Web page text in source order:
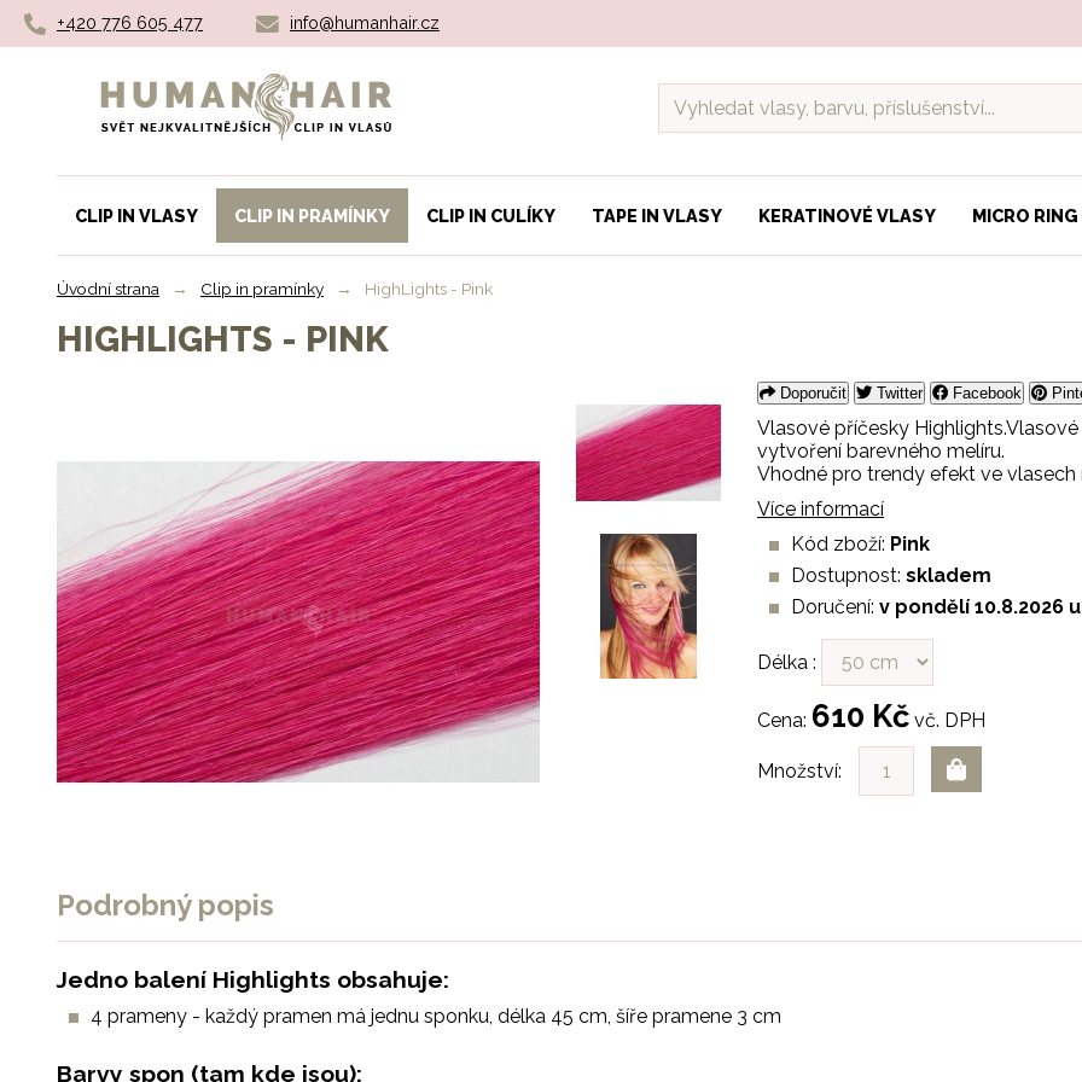
+420 776 605 477 info@humanhair.cz
Humanhair.cz
Úvodní strana → Clip in pramínky → HighLights - Pink
HIGHLIGHTS - PINK
Doporučit Twitter Facebook
Vlasové příčesky
vytvoření barevného melíru.
Vhodné pro trendy efekt ve vlasech
Více informací
Kód zboží: Pink
Dostupnost:skladem
Doručení:v pondělí 10.8.2026
Délka :
Cena: 610 Kč vč. DPH
Množství:
Podrobný popis
Jedno balení Highlights obsahuje:
4 prameny - každý pramen má jednu sponku, délka 45 cm, šíře pramene 3 cm
Barvy spon (tam kde jsou):
CLIP IN VLASY CLIP IN PRAMÍNKY CLIP IN CULÍKY TAPE IN VLASY KERATINOVÉ VLASY MICRO